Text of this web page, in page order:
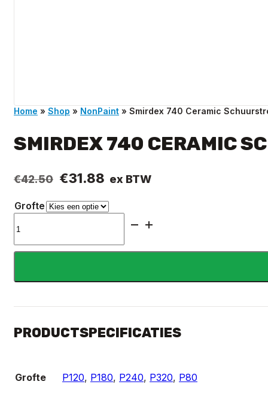
Home » Shop » NonPaint » Smirdex 740 Ceramic
SMIRDEX 740 CERAMIC
€42.50 Oorspronkelijke
was:
€31.88 Huidige
is:
€31.88.
ex BTW
Grofte
740
Ceramic
Schuurstroken
x
PRODUCTSPECIFICATIES
Grofte P120, P180, P240, P320, P80